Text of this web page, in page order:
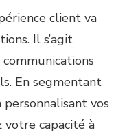
client va
Il s’agit
En segmentant
vos
votre capacité à